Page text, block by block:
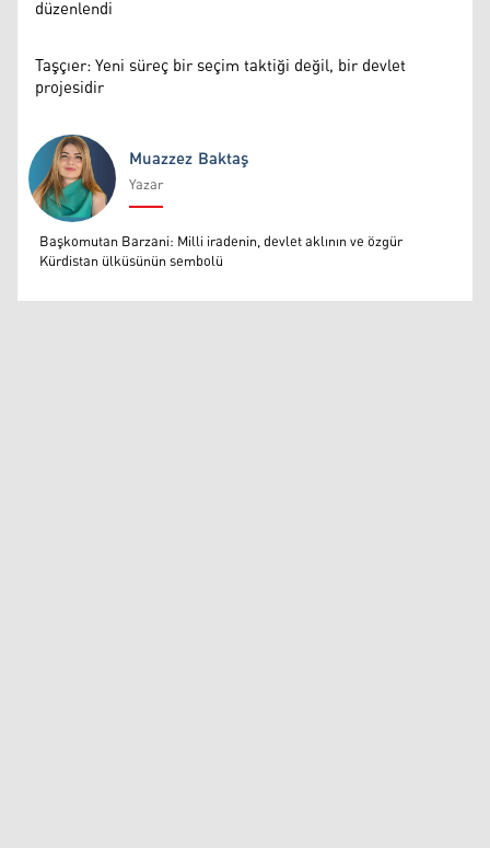
düzenlendi
Taşçıer: Yeni süreç bir seçim taktiği değil, bir devlet
projesidir
Muazzez Baktaş
Muazzez Baktaş
Yazar
Başkomutan Barzani: Milli iradenin, devlet aklının ve özgür
Kürdistan ülküsünün sembolü